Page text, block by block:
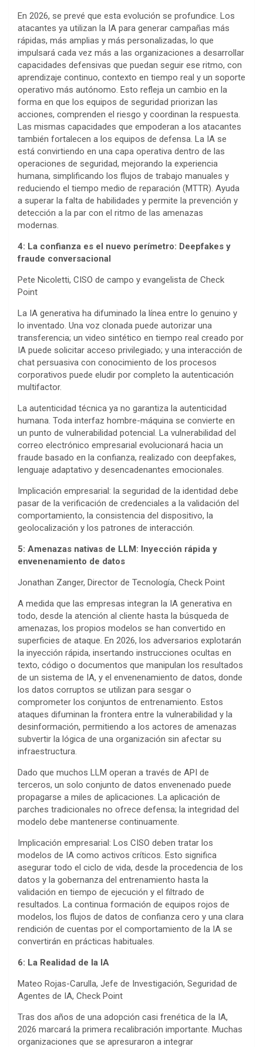
En 2026, se prevé que esta evolución se profundice. Los
atacantes ya utilizan la IA para generar campañas más
rápidas, más amplias y más personalizadas, lo que
impulsará cada vez más a las organizaciones a desarrollar
capacidades defensivas que puedan seguir ese ritmo, con
aprendizaje continuo, contexto en tiempo real y un soporte
operativo más autónomo. Esto refleja un cambio en la
forma en que los equipos de seguridad priorizan las
acciones, comprenden el riesgo y coordinan la respuesta.
Las mismas capacidades que empoderan a los atacantes
también fortalecen a los equipos de defensa. La IA se
está convirtiendo en una capa operativa dentro de las
operaciones de seguridad, mejorando la experiencia
humana, simplificando los flujos de trabajo manuales y
reduciendo el tiempo medio de reparación (MTTR). Ayuda
a superar la falta de habilidades y permite la prevención y
detección a la par con el ritmo de las amenazas
modernas.
4: La confianza es el nuevo perímetro: Deepfakes y
fraude conversacional
Pete Nicoletti, CISO de campo y evangelista de Check
Point
La IA generativa ha difuminado la línea entre lo genuino y
lo inventado. Una voz clonada puede autorizar una
transferencia; un video sintético en tiempo real creado por
IA puede solicitar acceso privilegiado; y una interacción de
chat persuasiva con conocimiento de los procesos
corporativos puede eludir por completo la autenticación
multifactor.
La autenticidad técnica ya no garantiza la autenticidad
humana. Toda interfaz hombre-máquina se convierte en
un punto de vulnerabilidad potencial. La vulnerabilidad del
correo electrónico empresarial evolucionará hacia un
fraude basado en la confianza, realizado con deepfakes,
lenguaje adaptativo y desencadenantes emocionales.
Implicación empresarial: la seguridad de la identidad debe
pasar de la verificación de credenciales a la validación del
comportamiento, la consistencia del dispositivo, la
geolocalización y los patrones de interacción.
5: Amenazas nativas de LLM: Inyección rápida y
envenenamiento de datos
Jonathan Zanger, Director de Tecnología, Check Point
A medida que las empresas integran la IA generativa en
todo, desde la atención al cliente hasta la búsqueda de
amenazas, los propios modelos se han convertido en
superficies de ataque. En 2026, los adversarios explotarán
la inyección rápida, insertando instrucciones ocultas en
texto, código o documentos que manipulan los resultados
de un sistema de IA, y el envenenamiento de datos, donde
los datos corruptos se utilizan para sesgar o
comprometer los conjuntos de entrenamiento. Estos
ataques difuminan la frontera entre la vulnerabilidad y la
desinformación, permitiendo a los actores de amenazas
subvertir la lógica de una organización sin afectar su
infraestructura.
Dado que muchos LLM operan a través de API de
terceros, un solo conjunto de datos envenenado puede
propagarse a miles de aplicaciones. La aplicación de
parches tradicionales no ofrece defensa; la integridad del
modelo debe mantenerse continuamente.
Implicación empresarial: Los CISO deben tratar los
modelos de IA como activos críticos. Esto significa
asegurar todo el ciclo de vida, desde la procedencia de los
datos y la gobernanza del entrenamiento hasta la
validación en tiempo de ejecución y el filtrado de
resultados. La continua formación de equipos rojos de
modelos, los flujos de datos de confianza cero y una clara
rendición de cuentas por el comportamiento de la IA se
convertirán en prácticas habituales.
6: La Realidad de la IA
Mateo Rojas-Carulla, Jefe de Investigación, Seguridad de
Agentes de IA, Check Point
Tras dos años de una adopción casi frenética de la IA,
2026 marcará la primera recalibración importante. Muchas
organizaciones que se apresuraron a integrar